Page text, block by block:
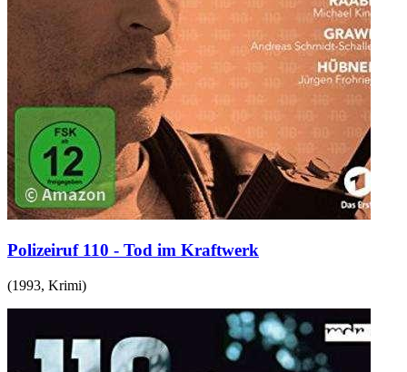
Polizeiruf 110 - Tod im Kraftwerk
(1993, Krimi)